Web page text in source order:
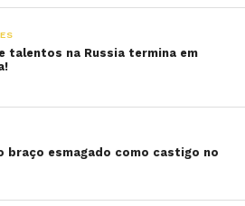
talentos na Russia termina em
braço esmagado como castigo no